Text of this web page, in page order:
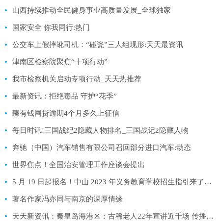
山西持续推动全民健身事业高质量发展_全球独家
国家安全 你我同行:热门
公交车上假摔讹司机：“碰瓷”三人组现形:天天最资讯
津南区检察院聚焦“十项行动”
我市检察机关启动专项行动_天天热推荐
最新资讯：拒绝毒品 守护“花季”
臻有钱网贷逾期4个月多久上征信
每日时讯!三国战纪2隐藏人物排名_三国战记2隐藏人物
奔驰（中国）汽车销售有限公司召回部分进口汽车:动态
世界焦点！全国治安管理工作座谈会提出
5 月 19 日起报名！中山 2023 年义务教育学校招生指引来了！|看点
著名作家冯亦同与南京的深厚情缘
天天新资讯：秦皇岛海港区：古稀老人22年宣讲近千场 传播党的好声音